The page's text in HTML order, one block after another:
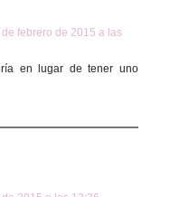
de febrero de 2015 a las
en lugar de tener uno